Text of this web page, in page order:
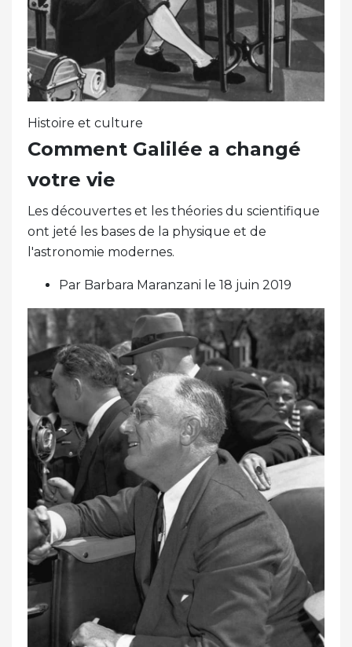
Histoire et culture
Comment Galilée a changé
votre vie
Les découvertes et les théories du scientifique
ont jeté les bases de la physique et de
l'astronomie modernes.
Par Barbara Maranzani le 18 juin 2019